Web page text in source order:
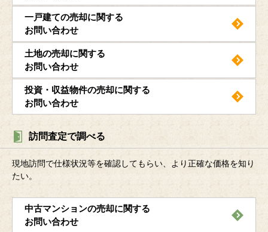
一戸建ての売却に関する
お問い合わせ
土地の売却に関する
お問い合わせ
投資・収益物件の売却に関する
お問い合わせ
訪問査定で調べる
現地訪問で仕様状況等を確認してもらい、より正確な価格を知り
たい。
中古マンションの売却に関する
お問い合わせ